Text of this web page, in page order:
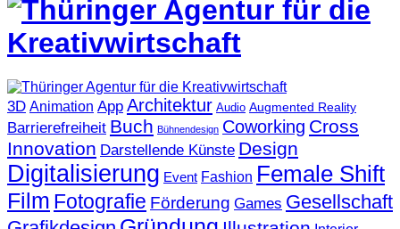
3D Animation App Architektur Audio Augmented Reality
Barrierefreiheit Buch Bühnendesign Coworking Cross
Innovation Darstellende Künste Design
Digitalisierung Event Fashion Female Shift
Film Fotografie Förderung Games Gesellschaft